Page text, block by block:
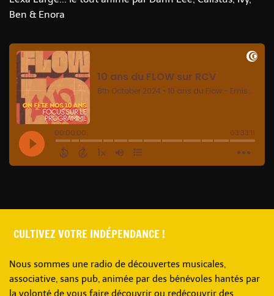
Ben & Enora
CULTIVEZ VOTRE INDÉPENDANCE !
Nous sommes une radio de découvertes musicales,
associative, sans pub, animée par des bénévoles hantés par
la volonté de vous faire découvrir ou redécouvrir des